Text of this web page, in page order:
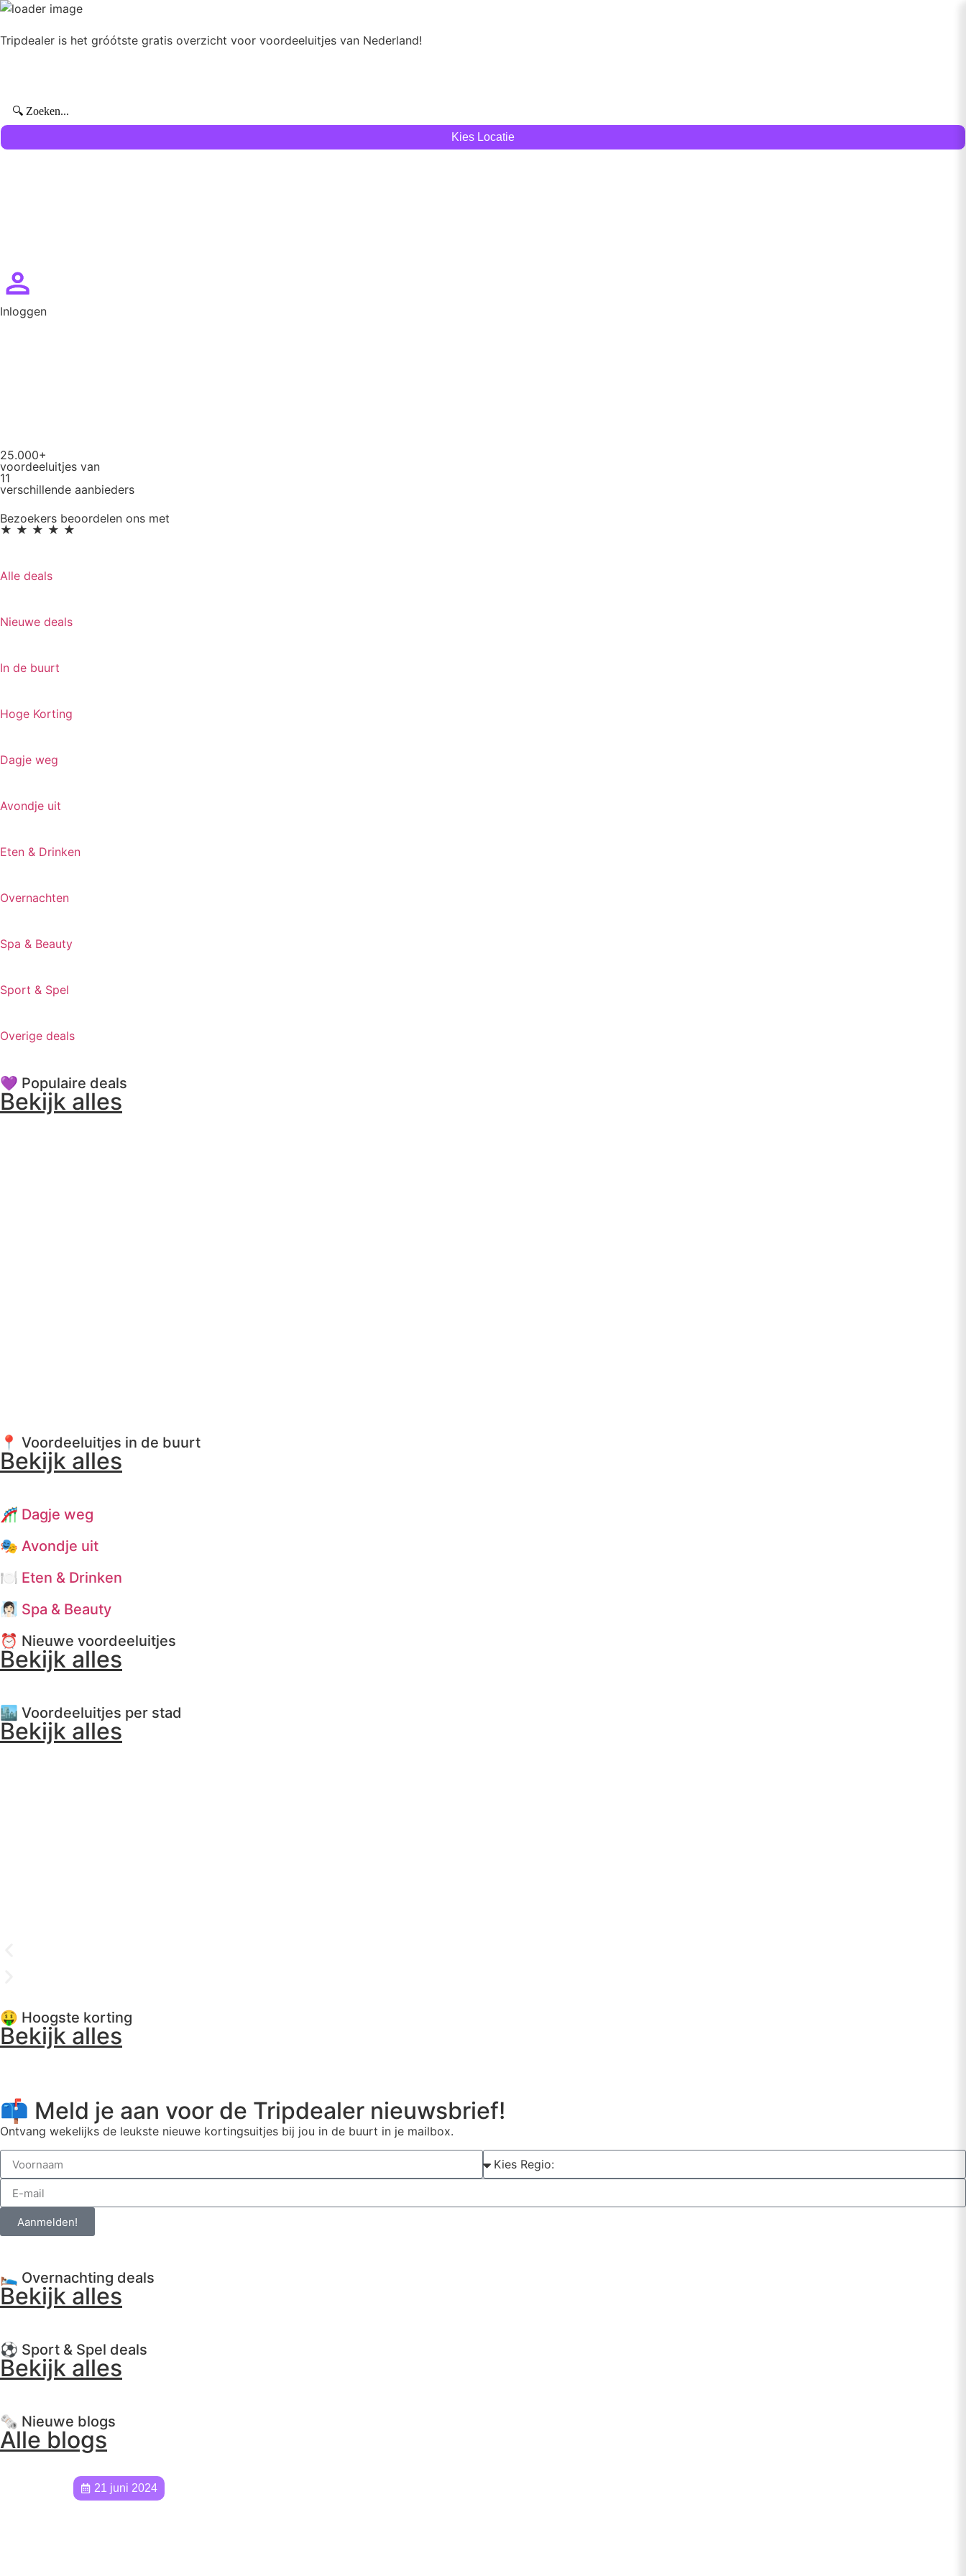
Tripdealer is het gróótste gratis overzicht voor voordeeluitjes van Nederland!
Kies Locatie
Inloggen
25.000+
voordeeluitjes van
11
verschillende aanbieders
Bezoekers beoordelen ons met
★ ★ ★ ★ ★
Alle deals
Nieuwe deals
In de buurt
Hoge Korting
Dagje weg
Avondje uit
Eten & Drinken
Overnachten
Spa & Beauty
Sport & Spel
Overige deals
💜 Populaire deals
Bekijk alles
📍 Voordeeluitjes in de buurt
Bekijk alles
🎢 Dagje weg
🎭 Avondje uit
🍽️ Eten & Drinken
🧖🏻‍♀️ Spa & Beauty
⏰ Nieuwe voordeeluitjes
Bekijk alles
🏙️ Voordeeluitjes per stad
Bekijk alles
🤑 Hoogste korting
Bekijk alles
📫 Meld je aan voor de Tripdealer nieuwsbrief!
Ontvang wekelijks de leukste nieuwe kortingsuitjes bij jou in de buurt in je mailbox.
Aanmelden!
🛌 Overnachting deals
Bekijk alles
⚽️ Sport & Spel deals
Bekijk alles
🗞️ Nieuwe blogs
Alle blogs
21 juni 2024